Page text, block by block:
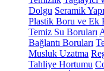
Dolgu Seramik
Plastik Boru ve Ek
Temiz Su Boruları
Bağlantı Boruları
Musluk Uzatma
Tahliye Hortumu